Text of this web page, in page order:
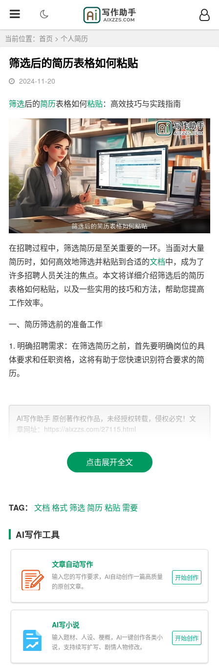
当前位置： 首页 > 个人简历
筛选后的简历表格如何粘贴
2024-11-20
筛选后的简历表格如何粘贴：高效技巧与实践指南
在招聘过程中，筛选简历是至关重要的一环。当面对大量
简历时，如何高效地筛选并粘贴到合适的文档中，成为了
许多招聘人员关注的焦点。本文将详细介绍筛选后的简历
表格如何粘贴，以及一些实用的技巧和方法，帮助您提高
工作效率。
一、简历筛选前的准备工作
1. 明确招聘需求：在筛选简历之前，首先要明确岗位的具
体要求和任职资格，这将有助于您快速识别符合要求的简
历。
育背景、工作经验、技能掌握等，这样可以更加客观地评
价每位求职者。
每位求职者的信息、评分以及筛选结果。
符合要求的简历。
2. 详细评估：对初步筛选通过的简历进行详细评估，按照
设定的评分标准为每位求职者打分。
3. 分类汇总：将筛选通过的简历按照岗位要求进行分类，
例如分为“优先考虑”、“备选人员”等。
三、筛选后的简历表格如何粘贴
1. 创建新的文档：为筛选后的简历创建一个新的文档，例
如Word、Excel或者PDF格式。
2. 设置文档格式：根据需要设置文档的格式，包括字体、
AI写作助手 原创著作权作品，未经授权转载，侵权必究！文
章网址：https://aixzzs.com/27115.html
点击展开全文
TAG： 文档 格式 筛选 简历粘贴 需要
AI写作工具
文章自动写作
输入您的写作要求，AI自动创作一篇高质量
的原创文章。
开始创作
AI写小说
输入题材、人设、梗概，AI一键创作各类小
说，支持续写扩写、剧情人物修改。
开始创作